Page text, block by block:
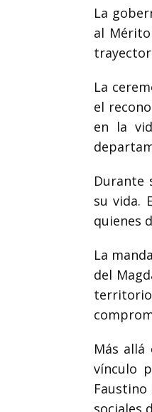
La
al
La
el
en la
Durante
su vida.
quienes
La
del
Más
vínculo
sociales